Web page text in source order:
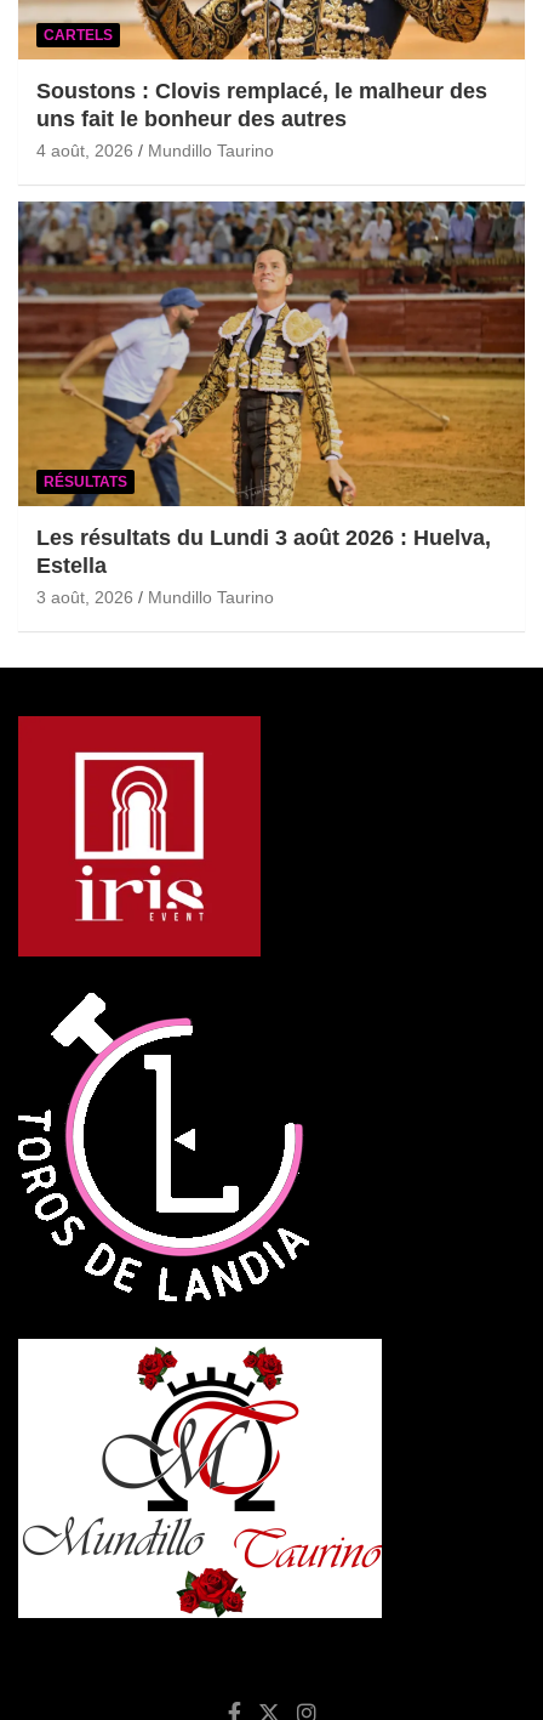
CARTELS
Soustons : Clovis remplacé, le malheur des
uns fait le bonheur des autres
4 août, 2026 Mundillo Taurino
RÉSULTATS
Les résultats du Lundi 3 août 2026 : Huelva,
Estella
3 août, 2026 Mundillo Taurino